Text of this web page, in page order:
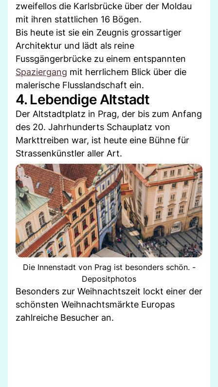
zweifellos die Karlsbrücke über der Moldau
mit ihren stattlichen 16 Bögen.
Bis heute ist sie ein Zeugnis grossartiger
Architektur und lädt als reine
Fussgängerbrücke zu einem entspannten
Spaziergang mit herrlichem Blick über die
malerische Flusslandschaft ein.
4. Lebendige Altstadt
Der Altstadtplatz in Prag, der bis zum Anfang
des 20. Jahrhunderts Schauplatz von
Markttreiben war, ist heute eine Bühne für
Strassenkünstler aller Art.
Die Innenstadt von Prag ist besonders schön. -
Depositphotos
Besonders zur Weihnachtszeit lockt einer der
schönsten Weihnachtsmärkte Europas
zahlreiche Besucher an.